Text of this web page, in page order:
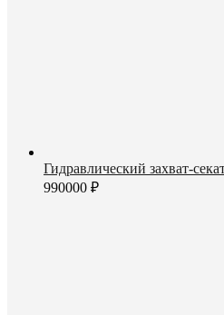
Гидравлический захват-
990000 ₽